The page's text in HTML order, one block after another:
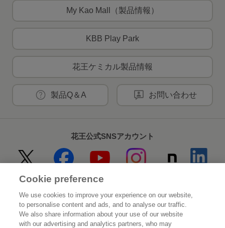
My Kao Mall（製品情報）
KBB Play Park
花王ケミカル製品情報
製品Q＆A お問い合わせ
花王公式SNSアカウント
Home 花王について
サステナビリティ イノベーション
Cookie preference
We use cookies to improve your experience on our website,
to personalise content and ads, and to analyse our traffic.
We also share information about your use of our website
with our advertising and analytics partners, who may